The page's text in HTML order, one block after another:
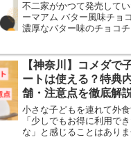
不二家がかつて発売して
ーマアム バター風味チョ
濃厚なバター味のチョコ
ッキーに関する最新情報
す。・現在の販売状況と再
【神奈川】コメダで
ートは使える？特典
舗・注意点を徹底解
小さな子どもを連れて外食
「少しでもお得に利用で
な」と感じることはあり